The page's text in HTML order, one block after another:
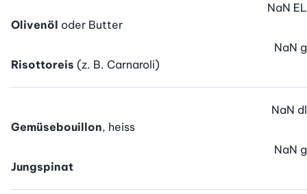
Olivenöl oder Butter
NaN EL
Risottoreis (z. B. Carnaroli)
NaN g
Gemüsebouillon, heiss
NaN dl
Jungspinat
NaN g